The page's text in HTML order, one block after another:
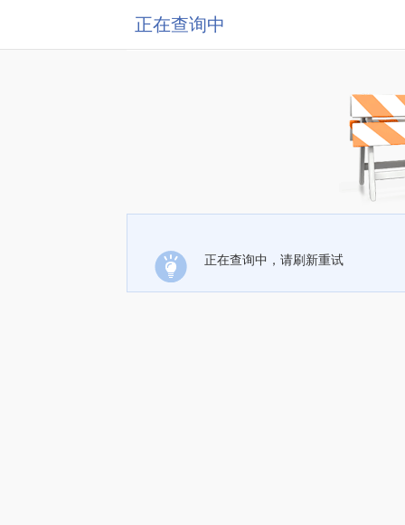
正在查询中
正在查询中，请刷新重试